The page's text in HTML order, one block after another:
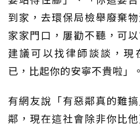
到家，去環保局檢舉廢棄
家家門口，屢勸不聽，可
建議可以找律師談談，現
已，比起你的安寧不貴啦」。
有網友說「有惡鄰真的難
鄰，現在這社會除非你比